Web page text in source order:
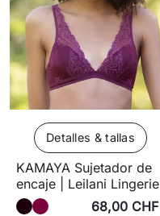
Detalles & tallas
KAMAYA Sujetador de
encaje | Leilani Lingerie
68,00 CHF